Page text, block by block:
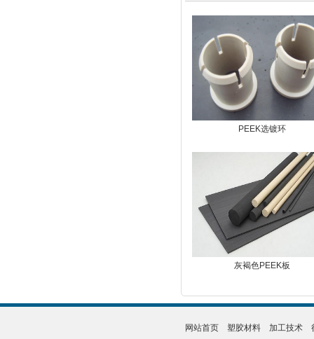
PEEK选镀环
灰褐色PEEK板
网站首页 塑胶材料 加工技术